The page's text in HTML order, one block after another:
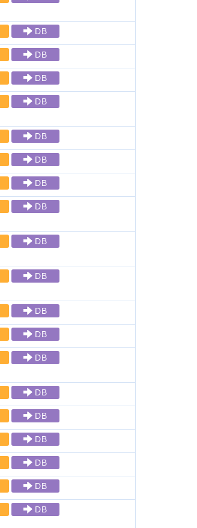
DB
DB
DB
DB
DB
DB
DB
DB
DB
DB
DB
DB
DB
DB
DB
DB
DB
DB
DB